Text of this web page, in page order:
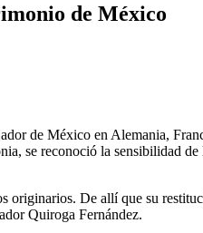
de México
de México en Alemania,
se reconoció la sensibilidad
originarios. De allí que su
Quiroga Fernández.